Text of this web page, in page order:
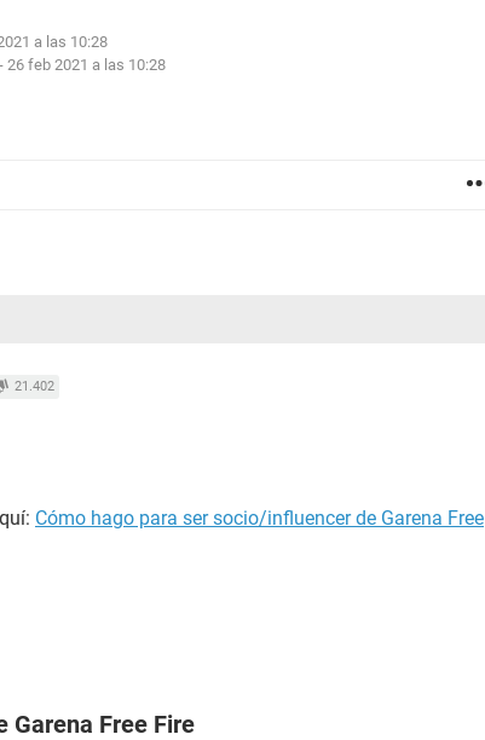
a las 10:28
- 26 feb 2021 a las 10:28
21.402
Cómo hago para ser socio/influencer de Garena Free
Garena Free Fire